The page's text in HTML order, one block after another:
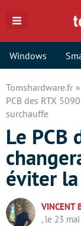
Windows
Tomshardware.fr
PCB des RTX
surchauffe
Le PCB
éviter
VINCENT
, le 23